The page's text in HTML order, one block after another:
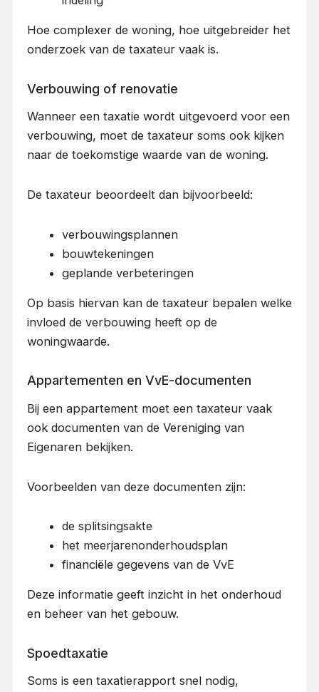
Hoe complexer de woning, hoe uitgebreider het
onderzoek van de taxateur vaak is.
Verbouwing of renovatie
Wanneer een taxatie wordt uitgevoerd voor een
verbouwing, moet de taxateur soms ook kijken
naar de toekomstige waarde van de woning.
De taxateur beoordeelt dan bijvoorbeeld:
verbouwingsplannen
bouwtekeningen
geplande verbeteringen
Op basis hiervan kan de taxateur bepalen welke
invloed de verbouwing heeft op de
woningwaarde.
Appartementen en VvE-documenten
Bij een appartement moet een taxateur vaak
ook documenten van de Vereniging van
Eigenaren bekijken.
Voorbeelden van deze documenten zijn:
de splitsingsakte
het meerjarenonderhoudsplan
financiële gegevens van de VvE
Deze informatie geeft inzicht in het onderhoud
en beheer van het gebouw.
Spoedtaxatie
Soms is een taxatierapport snel nodig,